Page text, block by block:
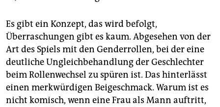
Es gibt ein Konzept, das wird befolgt,
Überraschungen gibt es kaum. Abgesehen von der
Art des Spiels mit den Genderrollen, bei der eine
deutliche Ungleichbehandlung der Geschlechter
beim Rollenwechsel zu spüren ist. Das hinterlässt
einen merkwürdigen Beigeschmack. Warum ist es
nicht komisch, wenn eine Frau als Mann auftritt,